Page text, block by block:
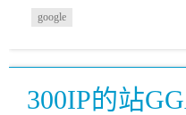
google
300IP的站